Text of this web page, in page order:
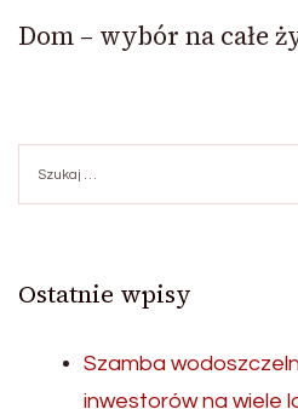
Dom – wybór na całe
Ostatnie wpisy
Szamba
inwestorów na wiele